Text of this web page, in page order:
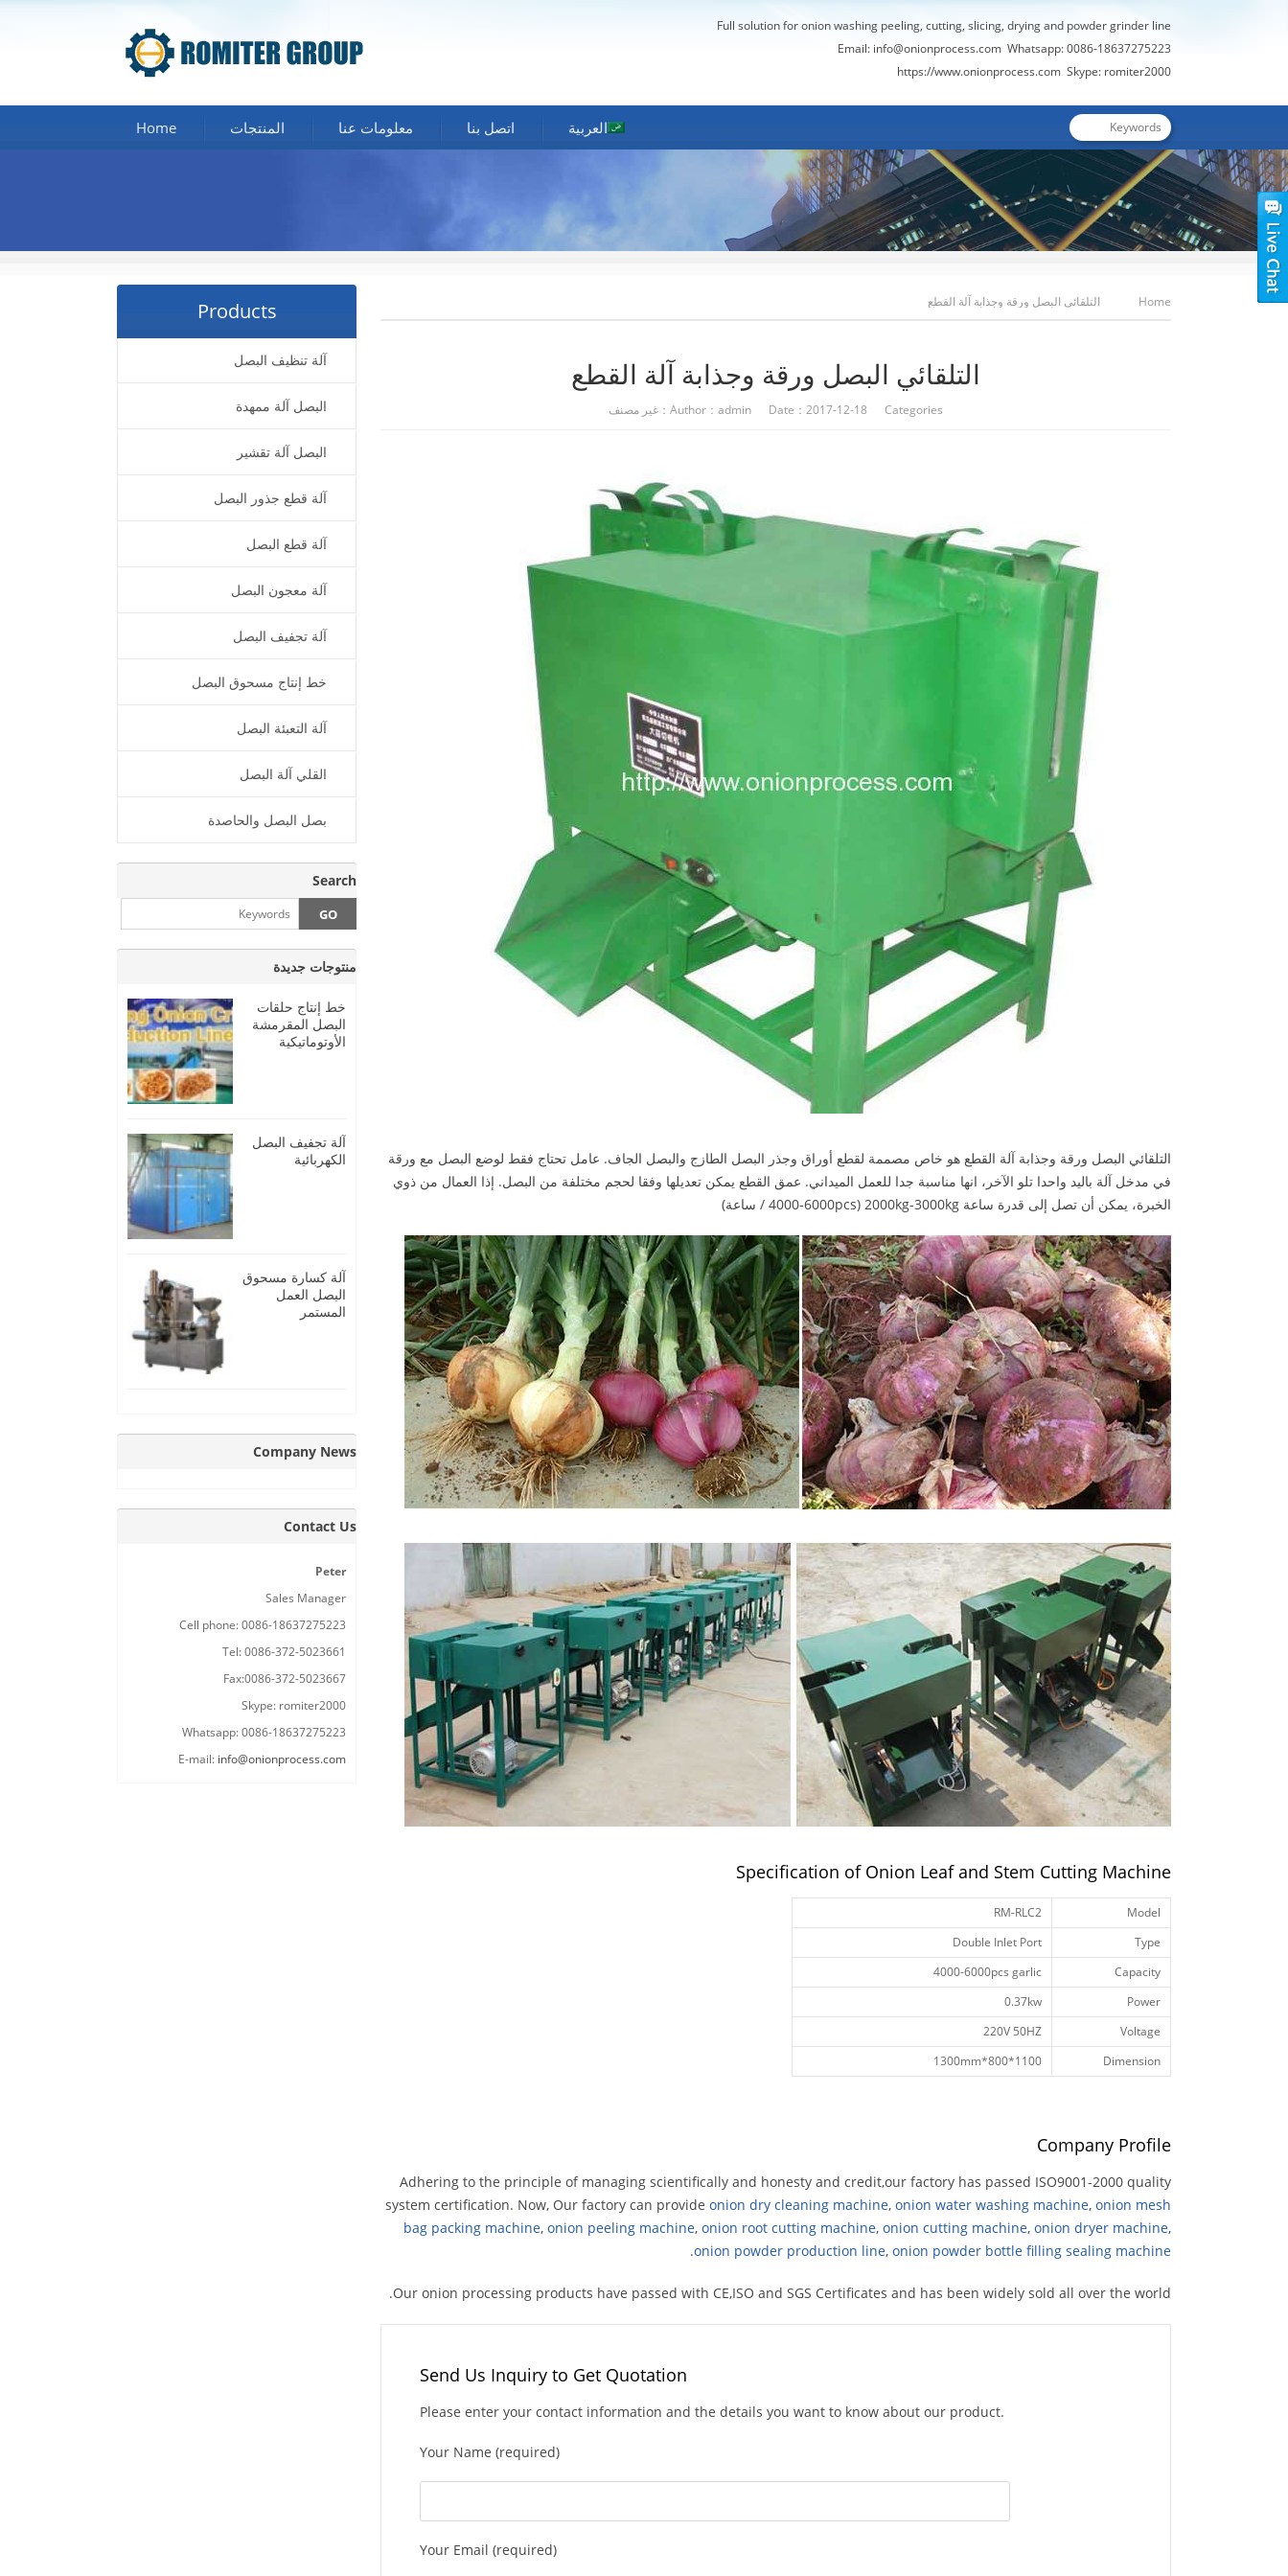
Full solution for onion washing peeling, cutting, slicing, drying and powder grinder line
Email: info@onionprocess.com Whatsapp: 0086-18637275223
https://www.onionprocess.com Skype: romiter2000
Home المنتجات معلومات عنا اتصل بنا العربية
Home التلقائي البصل ورقة وجذابة آلة القطع
التلقائي البصل ورقة وجذابة آلة القطع
Author：admin Date：2017-12-18 Categories：غير مصنف
التلقائي البصل ورقة وجذابة آلة القطع هو خاص مصممة لقطع أوراق وجذر البصل الطازج والبصل الجاف. عامل تحتاج فقط لوضع البصل مع ورقة
في مدخل آلة باليد واحدا تلو الآخر، انها مناسبة جدا للعمل الميداني. عمق القطع يمكن تعديلها وفقا لحجم مختلفة من البصل. إذا العمال من ذوي
الخبرة، يمكن أن تصل إلى قدرة ساعة 2000kg-3000kg (4000-6000pcs / ساعة)
Specification of Onion Leaf and Stem Cutting Machine
Model
RM-RLC2
Type
Double Inlet Port
Capacity
4000-6000pcs garlic
Power
0.37kw
Voltage
220V 50HZ
Dimension
1100*800*1300mm
Company Profile
Adhering to the principle of managing scientifically and honesty and credit,our factory has passed ISO9001-2000 quality
system certification. Now, Our factory can provide onion dry cleaning machine, onion water washing machine, onion mesh
bag packing machine, onion peeling machine, onion root cutting machine, onion cutting machine, onion dryer machine,
onion powder production line, onion powder bottle filling sealing machine
.
Our onion processing products have passed with CE,ISO and SGS Certificates and has been widely sold all over the world.
Send Us Inquiry to Get Quotation
Please enter your contact information and the details you want to know about our product.
Your Name (required)
Your Email (required)
Products
آلة تنظيف البصل
البصل آلة ممهدة
البصل آلة تقشير
آلة قطع جذور البصل
آلة قطع البصل
آلة معجون البصل
آلة تجفيف البصل
خط إنتاج مسحوق البصل
آلة التعبئة البصل
القلي آلة البصل
بصل البصل والحاصدة
Search
منتوجات جديدة
خط إنتاج حلقات
البصل المقرمشة
الأوتوماتيكية
آلة تجفيف البصل
الكهربائية
آلة كسارة مسحوق
البصل العمل
المستمر
Company News
Contact Us
Peter
Sales Manager
Cell phone: 0086-18637275223
Tel: 0086-372-5023661
Fax:0086-372-5023667
Skype: romiter2000
Whatsapp: 0086-18637275223
E-mail: info@onionprocess.com